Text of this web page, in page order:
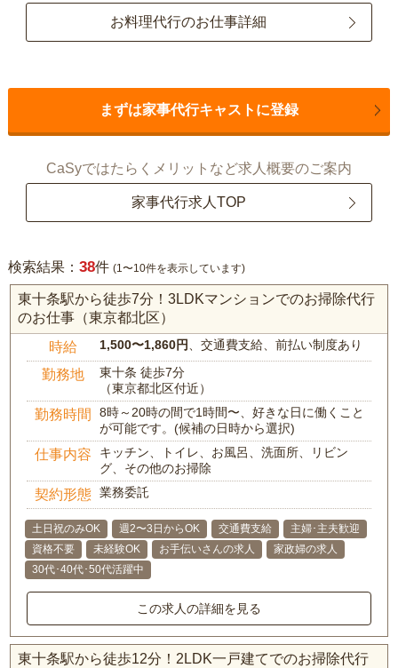
お料理代行のお仕事詳細
まずは家事代行キャストに登録
CaSyではたらくメリットなど求人概要のご案内
家事代行求人TOP
検索結果： 38件 (1〜10件を表示しています)
東十条駅から徒歩7分！3LDKマンションでのお掃除代行
のお仕事（東京都北区）
時給 1,500〜1,860円 、交通費支給、前払い制度あり
勤務地
東十条 徒歩7分
（東京都北区付近）
勤務時間
8時～20時の間で1時間〜、好きな日に働くこと
が可能です。(候補の日時から選択)
仕事内容
キッチン、トイレ、お風呂、洗面所、リビン
グ、その他のお掃除
契約形態 業務委託
土日祝のみOK 週2〜3日からOK 交通費支給
主婦･主夫歓迎
資格不要
未経験OK お手伝いさんの求人
家政婦の求人
30代･40代･50代活躍中
この求人の詳細を見る
東十条駅から徒歩12分！2LDK一戸建てでのお掃除代行